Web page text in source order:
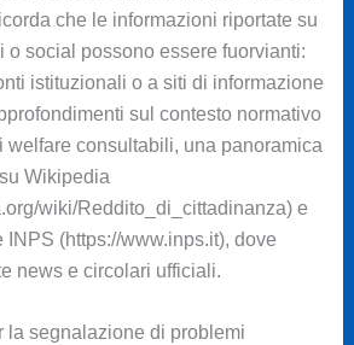
che le informazioni riportate su
o social possono essere fuorvianti:
istituzionali o a siti di informazione
sul contesto normativo
welfare consultabili, una panoramica
Wikipedia
wiki/Reddito_di_cittadinanza) e
(https://www.inps.it), dove
news e circolari ufficiali.
la segnalazione di problemi